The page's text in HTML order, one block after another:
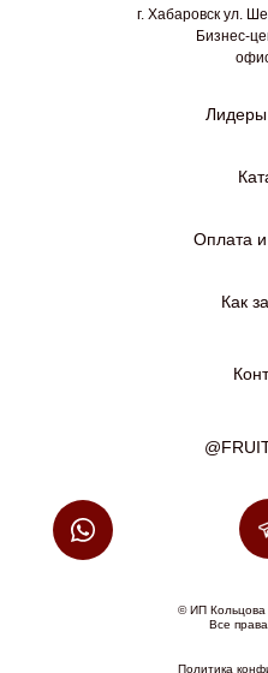
© ИП
Все
Политика
г. Хабаровск ул.
Бизнес-
Оплата и
Как